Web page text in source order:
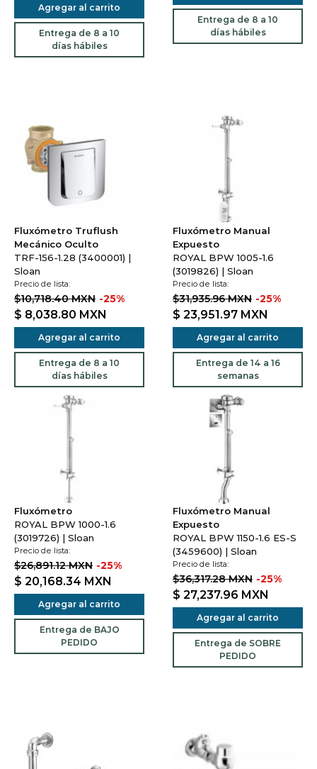
Agregar al carrito
Entrega de 8 a 10
días hábiles
Entrega de 8 a 10
días hábiles
Fluxómetro Truflush
Mecánico Oculto
TRF-156-1.28 (3400001) |
Sloan
Precio de lista:
$10,718.40 MXN -25%
$ 8,038.80 MXN
Agregar al carrito
Entrega de 8 a 10
días hábiles
Fluxómetro Manual
Expuesto
ROYAL BPW 1005-1.6
(3019826) | Sloan
Precio de lista:
$31,935.96 MXN -25%
$ 23,951.97 MXN
Agregar al carrito
Entrega de 14 a 16
semanas
Fluxómetro
ROYAL BPW 1000-1.6
(3019726) | Sloan
Precio de lista:
$26,891.12 MXN -25%
$ 20,168.34 MXN
Agregar al carrito
Entrega de BAJO
PEDIDO
Fluxómetro Manual
Expuesto
ROYAL BPW 1150-1.6 ES-S
(3459600) | Sloan
Precio de lista:
$36,317.28 MXN -25%
$ 27,237.96 MXN
Agregar al carrito
Entrega de SOBRE
PEDIDO